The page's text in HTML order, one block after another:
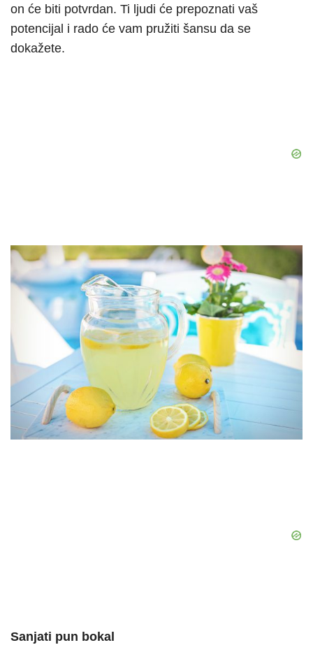
on će biti potvrdan. Ti ljudi će prepoznati vaš
potencijal i rado će vam pružiti šansu da se
dokažete.
Sanjati pun bokal